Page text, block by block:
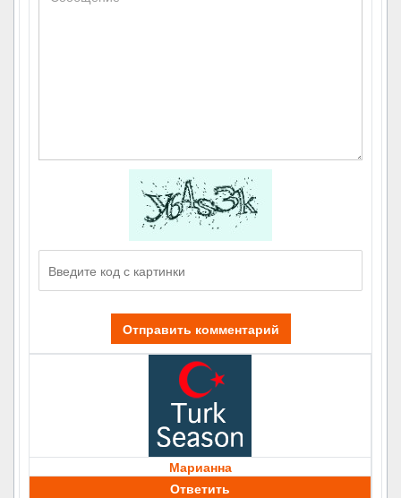
Отправить комментарий
Марианна
Ответить